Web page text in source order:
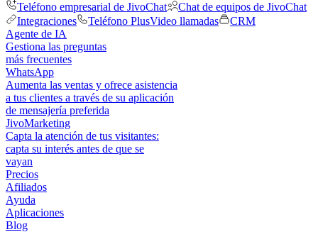
Teléfono empresarial de JivoChat
Chat de equipos de JivoChat
Integraciones
Teléfono PlusVideo llamadas
CRM
Agente de IA
Gestiona las preguntas
más frecuentes
WhatsApp
Aumenta las ventas y ofrece asistencia
a tus clientes a través de su aplicación
de mensajería preferida
JivoMarketing
Capta la atención de tus visitantes:
capta su interés antes de que se
vayan
Precios
Afiliados
Ayuda
Aplicaciones
Blog